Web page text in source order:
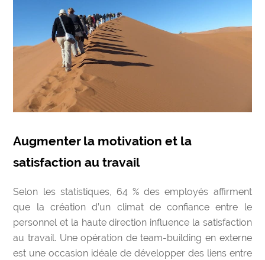
Augmenter la motivation et la
satisfaction au travail
Selon les statistiques, 64 % des employés affirment
que la création d’un climat de confiance entre le
personnel et la haute direction influence la satisfaction
au travail. Une opération de team-building en externe
est une occasion idéale de développer des liens entre